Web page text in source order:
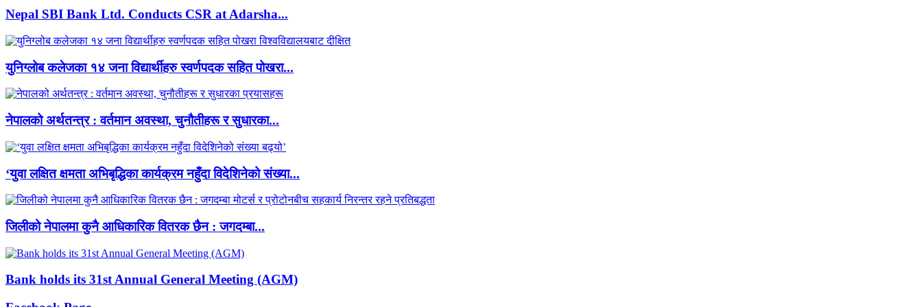
Nepal SBI Bank Ltd. Conducts CSR at Adarsha...
युनिग्लोब कलेजका १४ जना विद्यार्थीहरु स्वर्णपदक सहित पोखरा...
नेपालको अर्थतन्त्र : वर्तमान अवस्था, चुनौतीहरू र सुधारका...
‘युवा लक्षित क्षमता अभिबृद्धिका कार्यक्रम नहुँदा विदेशिनेको संख्या...
जिलीको नेपालमा कुनै आधिकारिक वितरक छैन : जगदम्बा...
Bank holds its 31st Annual General Meeting (AGM)